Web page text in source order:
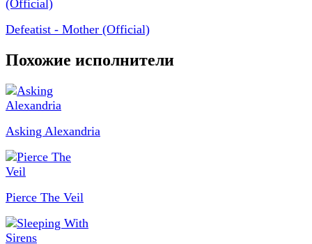
Defeatist - Mother (Official)
Похожие исполнители
Asking Alexandria
Pierce The Veil